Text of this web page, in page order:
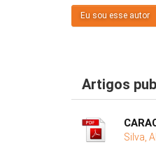
Eu sou esse autor
Artigos
Silva,